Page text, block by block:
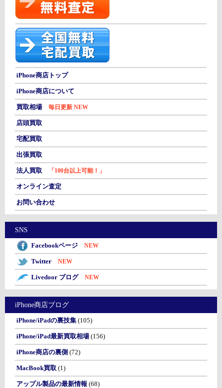
iPhone商店トップ
iPhone商店について
買取相場 毎日更新 NEW
店頭買取
宅配買取
出張買取
法人買取 「100台以上可能！」
オンライン査定
お問い合わせ
SNS
Facebookページ NEW
Twitter NEW
Livedoor ブログ NEW
iPhone商店ブログ
iPhone/iPadの裏技集(105)
iPhone/iPad最新買取相場(156)
iPhone商店の裏側 (72)
MacBook買取 (1)
アップル製品の最新情報 (68)